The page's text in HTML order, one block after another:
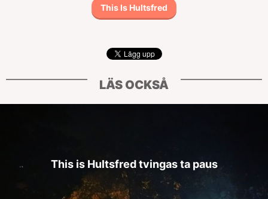
This Is Hultsfred
LÄS OCKSÅ
This is Hultsfred tvingas ta paus